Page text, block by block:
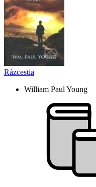
Rázcestia
William Paul Young